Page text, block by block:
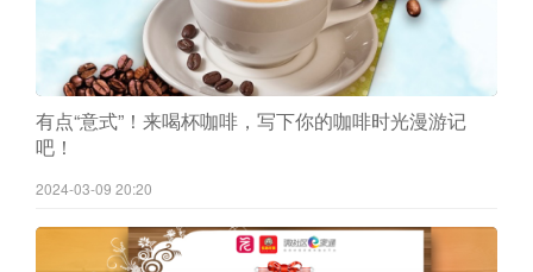
有点“意式”！来喝杯咖啡，写下你的咖啡时光漫游记
吧！
2024-03-09 20:20